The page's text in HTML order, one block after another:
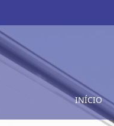
INÍCIO